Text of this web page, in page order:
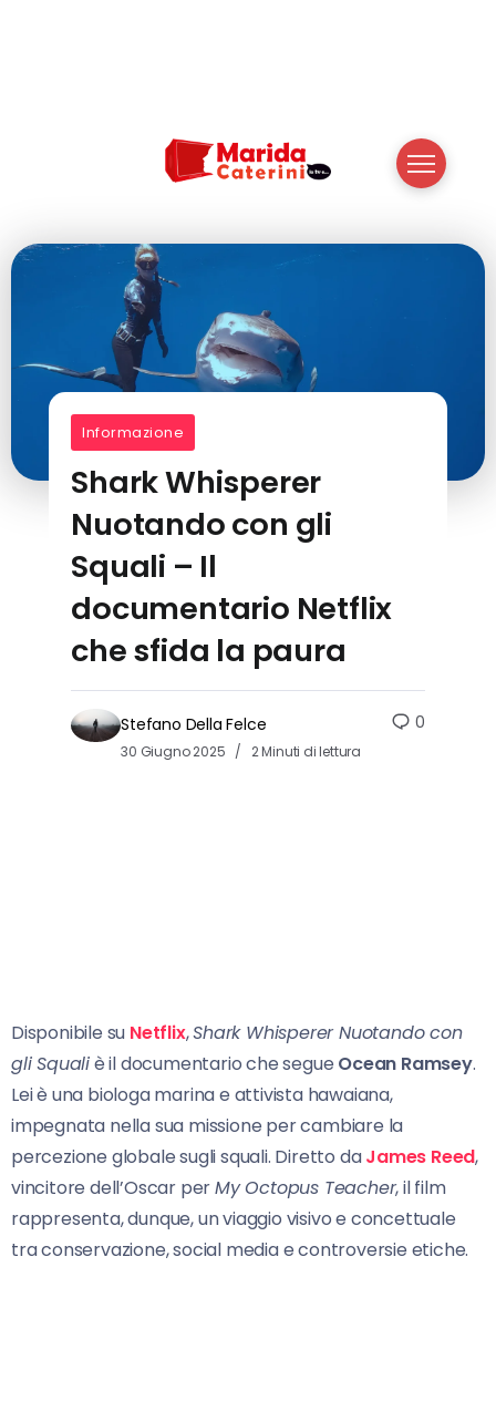
Informazione
Shark Whisperer
Nuotando con gli
Squali – Il
documentario Netflix
che sfida la paura
Stefano Della Felce
30 Giugno 2025 2 Minuti di lettura
0
Disponibile su Netflix,Shark Whisperer Nuotando con
gli Squaliè il documentario che segue Ocean Ramsey.
Lei è una biologa marina e attivista hawaiana,
impegnata nella sua missione per cambiare la
percezione globale sugli squali. Diretto daJames Reed,
vincitore dell’Oscar perMy Octopus Teacher, il film
rappresenta, dunque, un viaggio visivo e concettuale
tra conservazione, social media e controversie etiche.